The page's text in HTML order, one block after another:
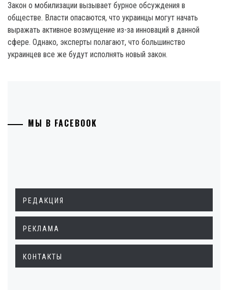
Закон о мобилизации вызывает бурное обсуждения в
обществе. Власти опасаются, что украинцы могут начать
выражать активное возмущение из-за инноваций в данной
сфере. Однако, эксперты полагают, что большинство
украинцев все же будут исполнять новый закон.
МЫ В FACEBOOK
РЕДАКЦИЯ
РЕКЛАМА
КОНТАКТЫ